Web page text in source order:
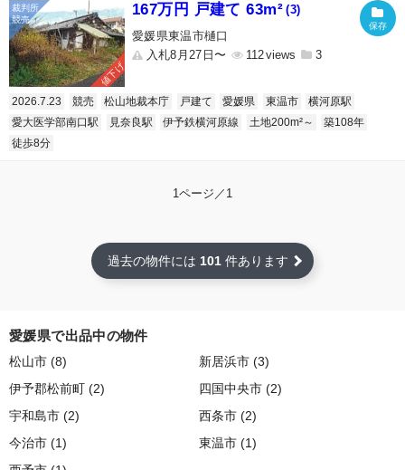
値下げ
167万円 戸建て 63m² (3)
愛媛県東温市樋口
入札8月27日〜
112 3
2026.7.23 競売 松山地裁本庁 戸建て 愛媛県 東温市
横河原駅
愛大医学部南口駅
見奈良駅 伊予鉄横河原線 土地200m²～
築108年
徒歩8分
1ページ／1
過去の物件には 101 件あります
愛媛県で出品中の物件
松山市 (8) 新居浜市 (3)
伊予郡松前町 (2) 四国中央市 (2)
宇和島市 (2) 西条市 (2)
今治市 (1) 東温市 (1)